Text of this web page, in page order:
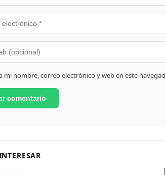
mi nombre, correo electrónico y web en este